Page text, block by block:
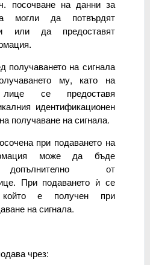
посочване на данни за
могли да потвърдят
или да предоставят
получаването на сигнала
му, като на
лице се предоставя
идентификационен
получаване на сигнала.
при подаването на
може да бъде
допълнително от
При подаването ѝ се
е получен при
на сигнала.
чрез: